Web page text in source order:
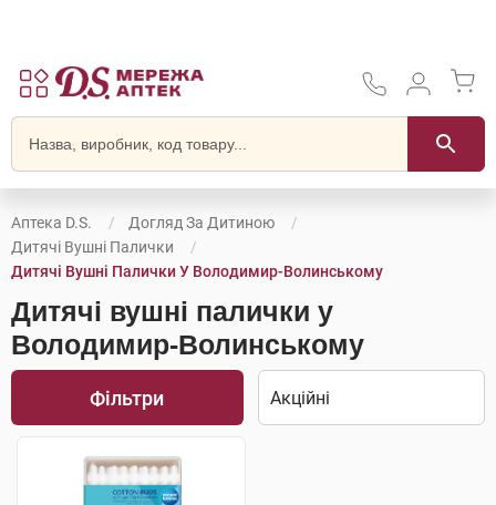
Аптека D.S.
Догляд За Дитиною
Дитячі Вушні Палички
Дитячі Вушні Палички У Володимир-Волинському
Дитячі вушні палички у
Володимир-Волинському
Фільтри